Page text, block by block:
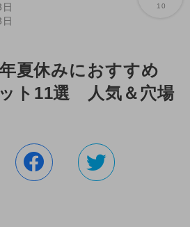
10
夏休みにおすすめ
ト11選 人気＆穴場